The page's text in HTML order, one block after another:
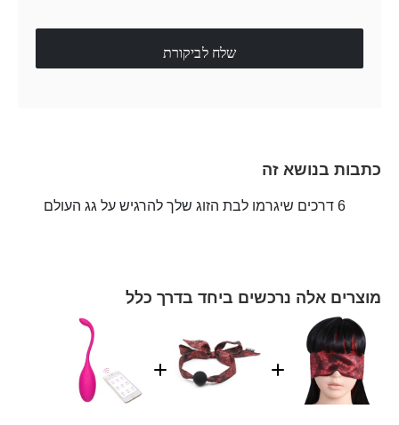
שלח לביקורת
כתבות בנושא זה
6 דרכים שיגרמו לבת הזוג שלך להרגיש על גג העולם
מוצרים אלה נרכשים ביחד בדרך כלל